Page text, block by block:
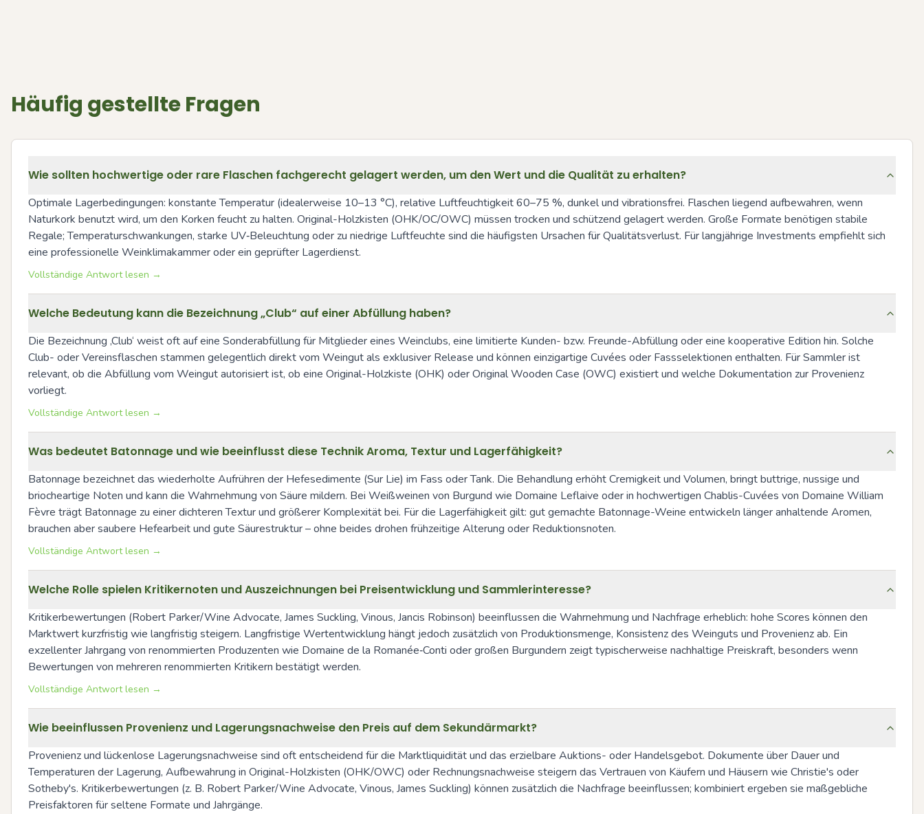
Häufig gestellte Fragen
Wie sollten hochwertige oder rare Flaschen fachgerecht gelagert werden, um den Wert und die Qualität zu erhalten?
Optimale Lagerbedingungen: konstante Temperatur (idealerweise 10–13 °C), relative Luftfeuchtigkeit 60–75 %, dunkel und vibrationsfrei. Flaschen liegend aufbewahren, wenn
Naturkork benutzt wird, um den Korken feucht zu halten. Original-Holzkisten (OHK/OC/OWC) müssen trocken und schützend gelagert werden. Große Formate benötigen stabile
Regale; Temperaturschwankungen, starke UV‑Beleuchtung oder zu niedrige Luftfeuchte sind die häufigsten Ursachen für Qualitätsverlust. Für langjährige Investments empfiehlt sich
eine professionelle Weinklimakammer oder ein geprüfter Lagerdienst.
Vollständige Antwort lesen →
Welche Bedeutung kann die Bezeichnung „Club“ auf einer Abfüllung haben?
Die Bezeichnung ‚Club‘ weist oft auf eine Sonderabfüllung für Mitglieder eines Weinclubs, eine limitierte Kunden- bzw. Freunde-Abfüllung oder eine kooperative Edition hin. Solche
Club- oder Vereinsflaschen stammen gelegentlich direkt vom Weingut als exklusiver Release und können einzigartige Cuvées oder Fassselektionen enthalten. Für Sammler ist
relevant, ob die Abfüllung vom Weingut autorisiert ist, ob eine Original-Holzkiste (OHK) oder Original Wooden Case (OWC) existiert und welche Dokumentation zur Provenienz
vorliegt.
Vollständige Antwort lesen →
Was bedeutet Batonnage und wie beeinflusst diese Technik Aroma, Textur und Lagerfähigkeit?
Batonnage bezeichnet das wiederholte Aufrühren der Hefesedimente (Sur Lie) im Fass oder Tank. Die Behandlung erhöht Cremigkeit und Volumen, bringt buttrige, nussige und
briocheartige Noten und kann die Wahrnehmung von Säure mildern. Bei Weißweinen von Burgund wie Domaine Leflaive oder in hochwertigen Chablis-Cuvées von Domaine William
Fèvre trägt Batonnage zu einer dichteren Textur und größerer Komplexität bei. Für die Lagerfähigkeit gilt: gut gemachte Batonnage-Weine entwickeln länger anhaltende Aromen,
brauchen aber saubere Hefearbeit und gute Säurestruktur – ohne beides drohen frühzeitige Alterung oder Reduktionsnoten.
Vollständige Antwort lesen →
Welche Rolle spielen Kritikernoten und Auszeichnungen bei Preisentwicklung und Sammlerinteresse?
Kritikerbewertungen (Robert Parker/Wine Advocate, James Suckling, Vinous, Jancis Robinson) beeinflussen die Wahrnehmung und Nachfrage erheblich: hohe Scores können den
Marktwert kurzfristig wie langfristig steigern. Langfristige Wertentwicklung hängt jedoch zusätzlich von Produktionsmenge, Konsistenz des Weinguts und Provenienz ab. Ein
exzellenter Jahrgang von renommierten Produzenten wie Domaine de la Romanée‑Conti oder großen Burgundern zeigt typischerweise nachhaltige Preiskraft, besonders wenn
Bewertungen von mehreren renommierten Kritikern bestätigt werden.
Vollständige Antwort lesen →
Wie beeinflussen Provenienz und Lagerungsnachweise den Preis auf dem Sekundärmarkt?
Provenienz und lückenlose Lagerungsnachweise sind oft entscheidend für die Marktliquidität und das erzielbare Auktions- oder Handelsgebot. Dokumente über Dauer und
Temperaturen der Lagerung, Aufbewahrung in Original-Holzkisten (OHK/OWC) oder Rechnungsnachweise steigern das Vertrauen von Käufern und Häusern wie Christie's oder
Sotheby's. Kritikerbewertungen (z. B. Robert Parker/Wine Advocate, Vinous, James Suckling) können zusätzlich die Nachfrage beeinflussen; kombiniert ergeben sie maßgebliche
Preisfaktoren für seltene Formate und Jahrgänge.